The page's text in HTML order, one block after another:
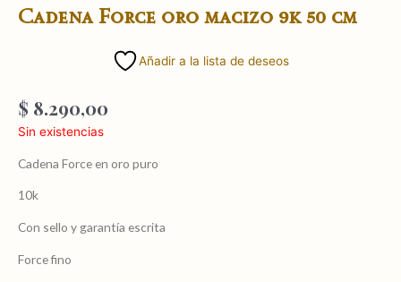
Cadena Force oro macizo 9k 50 cm
Añadir a la lista de deseos
$ 8.290,00
Sin existencias
Cadena Force en oro puro
10k
Con sello y garantía escrita
Force fino